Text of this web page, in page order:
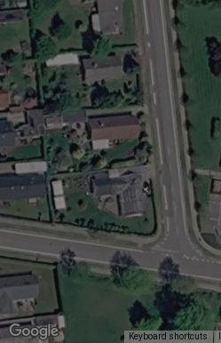
Keyboard shortcuts